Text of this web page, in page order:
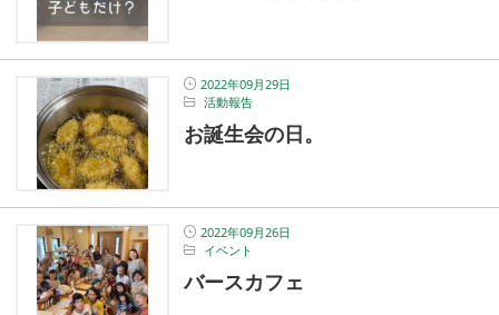
2022年09月29日
活動報告
お誕生会の日。
2022年09月26日
イベント
バースカフェ